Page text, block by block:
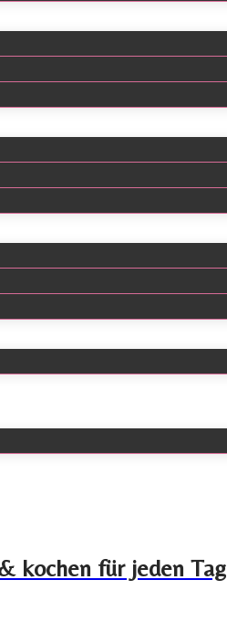
kochen für jeden Tag